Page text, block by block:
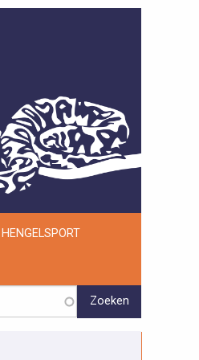
HENGELSPORT